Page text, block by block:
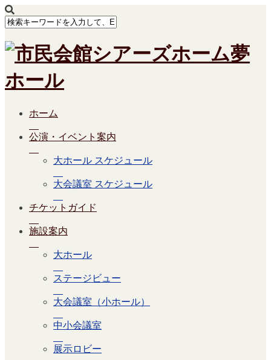
ホーム
公演・イベント案内
大ホール スケジュール
大会議室 スケジュール
チケットガイド
施設案内
大ホール
ステージビュー
大会議室（小ホール）
中小会議室
展示ロビー